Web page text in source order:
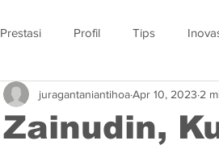
Prestasi Profil Tips
Zainudin,
juragantaniantihoaApr 10, 2023 2